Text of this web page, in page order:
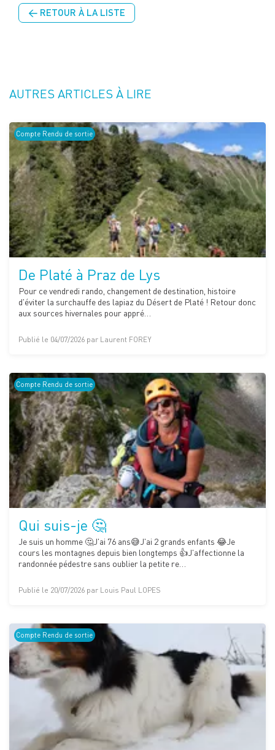
← RETOUR À LA LISTE
AUTRES ARTICLES À LIRE
Compte Rendu de sortie
De Platé à Praz de Lys
Pour ce vendredi rando, changement de destination, histoire
d'éviter la surchauffe des lapiaz du Désert de Platé ! Retour donc
aux sources hivernales pour appré…
Publié le 04/07/2026 par Laurent FOREY
Compte Rendu de sortie
Qui suis-je 🤔
Je suis un homme 🤔J'ai 76 ans😅J'ai 2 grands enfants 😂Je
cours les montagnes depuis bien longtemps 👍J'affectionne la
randonnée pédestre sans oublier la petite re…
Publié le 20/07/2026 par Louis Paul LOPES
Compte Rendu de sortie